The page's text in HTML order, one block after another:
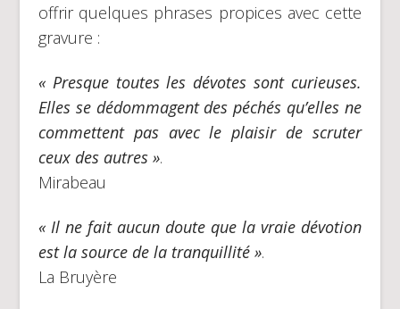
offrir quelques phrases propices avec cette
gravure :
« Presque toutes les dévotes sont curieuses.
Elles se dédommagent des péchés qu’elles ne
commettent pas avec le plaisir de scruter
ceux des autres ».
Mirabeau
« Il ne fait aucun doute que la vraie dévotion
est la source de la tranquillité ».
La Bruyère